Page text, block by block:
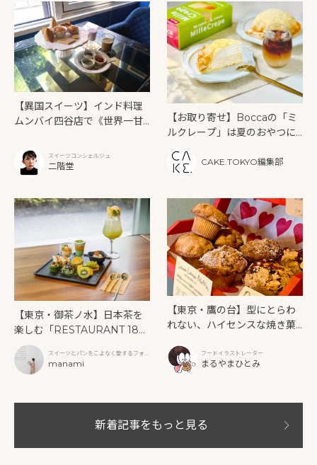
【異国スイーツ】インド料理
ムンバイ四谷店で《世界一甘
ー》を味わうスイーツコンシェルジュ
二階堂
【お取り寄せ】Boccaの「ミ
ルクレープ」は夏のおやつに
CAKE.TOKYO編集部
【東京・御茶ノ水】日本茶を
楽しむ「RESTAURANT 189
9 OCHANOMIZU」の抹茶ア
フタヌーンティーと新作クリ
ームソーダ
スイーツとパンをこよなく愛するフォト
グラファー
manami
【東京・鷹の台】型にとらわ
れない、ハイセンスな焼き菓
フードイラストレーター
まるやまひとみ
新着記事をもっと見る